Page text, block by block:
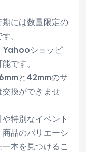
には数量限定の
。
Yahooショッピ
です。
と42mmのサ
換ができませ
特別なイベント
品のバリエーシ
本を見つけるこ